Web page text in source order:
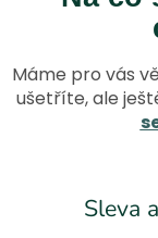
Máme pro vás
ušetříte, ale
Sleva